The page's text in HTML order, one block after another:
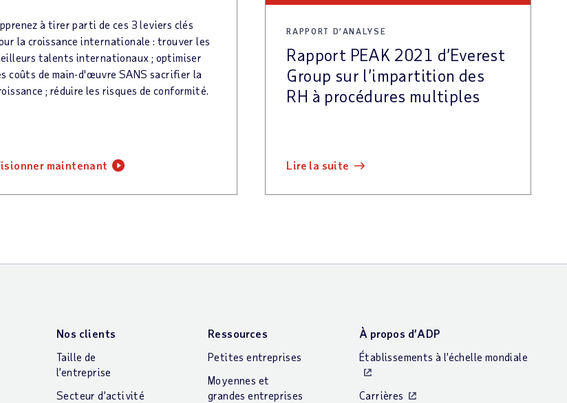
à tirer parti de ces 3 leviers clés
la croissance internationale : trouver les
talents internationaux ; optimiser
coûts de main-d'œuvre SANS sacrifier la
; réduire les risques de conformité.
visionner maintenant
RAPPORT D’ANALYSE
Rapport PEAK 2021 d’Everest
Group sur l’impartition des
RH à procédures multiples
lire la suite
Nos clients
Taille de
l’entreprise
Secteur d’activité
Ressources
Petites entreprises
Moyennes et
grandes entreprises
À propos d’ADP
Établissements à l’échelle mondiale
Carrières